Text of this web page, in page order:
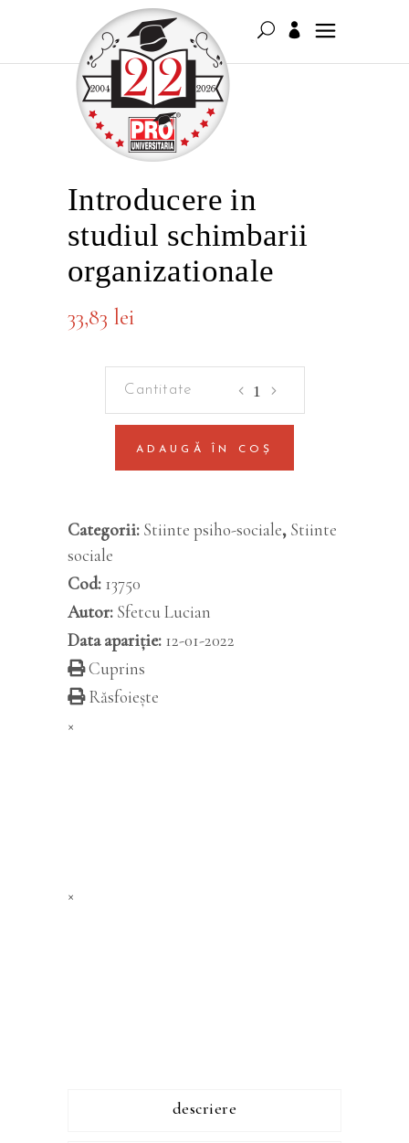
Introducere in
studiul schimbarii
organizationale
33,83 lei
studiul
schimbarii
ADAUGĂ ÎN COȘ
Categorii: Stiinte psiho-sociale, Stiinte
sociale
Cod: 13750
Autor: Sfetcu Lucian
Data apariție: 12-01-2022
Cuprins
Răsfoiește
×
×
descriere